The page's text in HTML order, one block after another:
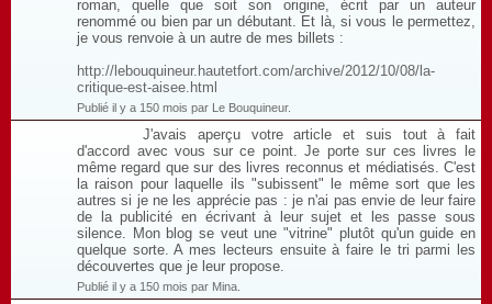
roman, quelle que soit son origine, écrit par un auteur
renommé ou bien par un débutant. Et là, si vous le permettez,
je vous renvoie à un autre de mes billets :
http://lebouquineur.hautetfort.com/archive/2012/10/08/la-
critique-est-aisee.html
Publié il y a 150 mois par Le Bouquineur.
J'avais aperçu votre article et suis tout à fait
d'accord avec vous sur ce point. Je porte sur ces livres le
même regard que sur des livres reconnus et médiatisés. C'est
la raison pour laquelle ils "subissent" le même sort que les
autres si je ne les apprécie pas : je n'ai pas envie de leur faire
de la publicité en écrivant à leur sujet et les passe sous
silence. Mon blog se veut une "vitrine" plutôt qu'un guide en
quelque sorte. A mes lecteurs ensuite à faire le tri parmi les
découvertes que je leur propose.
Publié il y a 150 mois par Mina.